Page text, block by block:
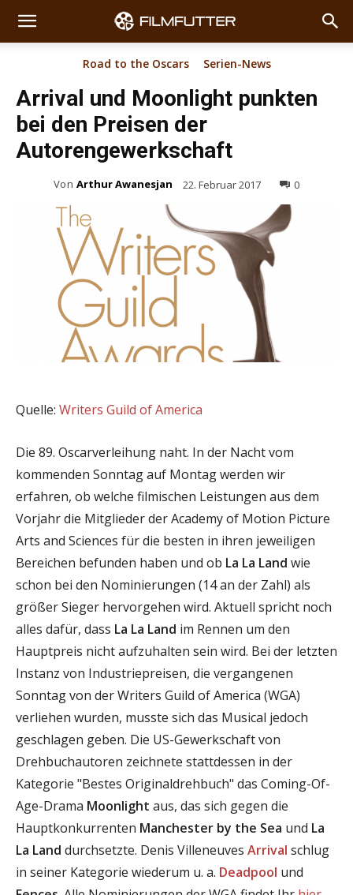
Road to the Oscars Serien-News
Arrival und Moonlight punkten
bei den Preisen der
Autorengewerkschaft
Von Arthur Awanesjan 22. Februar 2017 0
Quelle: Writers Guild of America
Die 89. Oscarverleihung naht. In der Nacht vom
kommenden Sonntag auf Montag werden wir
erfahren, ob welche filmischen Leistungen aus dem
Vorjahr die Mitglieder der Academy of Motion Picture
Arts and Sciences für die besten in ihren jeweiligen
Bereichen befunden haben und ob La La Land wie
schon bei den Nominierungen (14 an der Zahl) als
größer Sieger hervorgehen wird. Aktuell spricht noch
alles dafür, dass La La Land im Rennen um den
Hauptpreis nicht aufzuhalten sein wird. Bei der letzten
Instanz von Industriepreisen, die vergangenen
Sonntag von der Writers Guild of America (WGA)
verliehen wurden, musste sich das Musical jedoch
geschlagen geben. Die US-Gewerkschaft von
Drehbuchautoren zeichnete stattdessen in der
Kategorie "Bestes Originaldrehbuch" das Coming-Of-
Age-Drama Moonlight aus, das sich gegen die
Hauptkonkurrenten Manchester by the Sea und La
La Land durchsetzte. Denis Villeneuves Arrival schlug
in seiner Kategorie wiederum u. a. Deadpool und